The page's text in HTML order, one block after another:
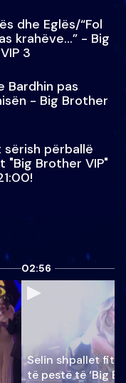
dhe Eglës/“Fol
krahëve…” - Big
3
Bardhin pas
- Big Brother
sërish përballë
Brother VIP"
02:56
Selin shpallet
të pestë të ‘Big